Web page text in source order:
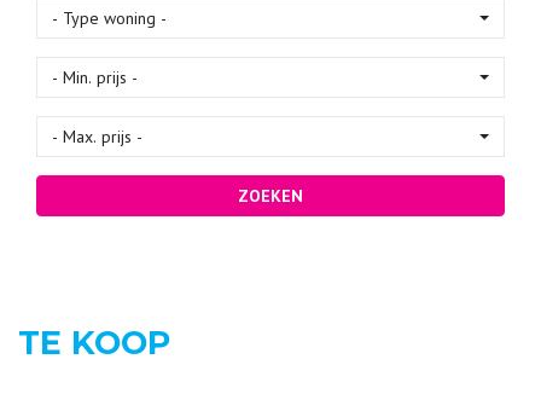
- Type woning -
- Min. prijs -
- Max. prijs -
ZOEKEN
TE KOOP